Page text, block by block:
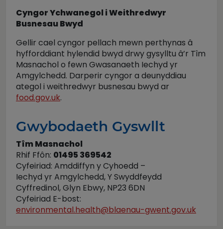
Cyngor Ychwanegol i Weithredwyr
Busnesau Bwyd
Gellir cael cyngor pellach mewn perthynas â
hyfforddiant hylendid bwyd drwy gysylltu â’r Tîm
Masnachol o fewn Gwasanaeth Iechyd yr
Amgylchedd. Darperir cyngor a deunyddiau
ategol i weithredwyr busnesau bwyd ar
food.gov.uk.
Gwybodaeth Gyswllt
Tîm Masnachol
Rhif Ffôn: 01495 369542
Cyfeiriad: Amddiffyn y Cyhoedd –
Iechyd yr Amgylchedd, Y Swyddfeydd
Cyffredinol, Glyn Ebwy, NP23 6DN
Cyfeiriad E-bost:
environmental.health@blaenau-gwent.gov.uk